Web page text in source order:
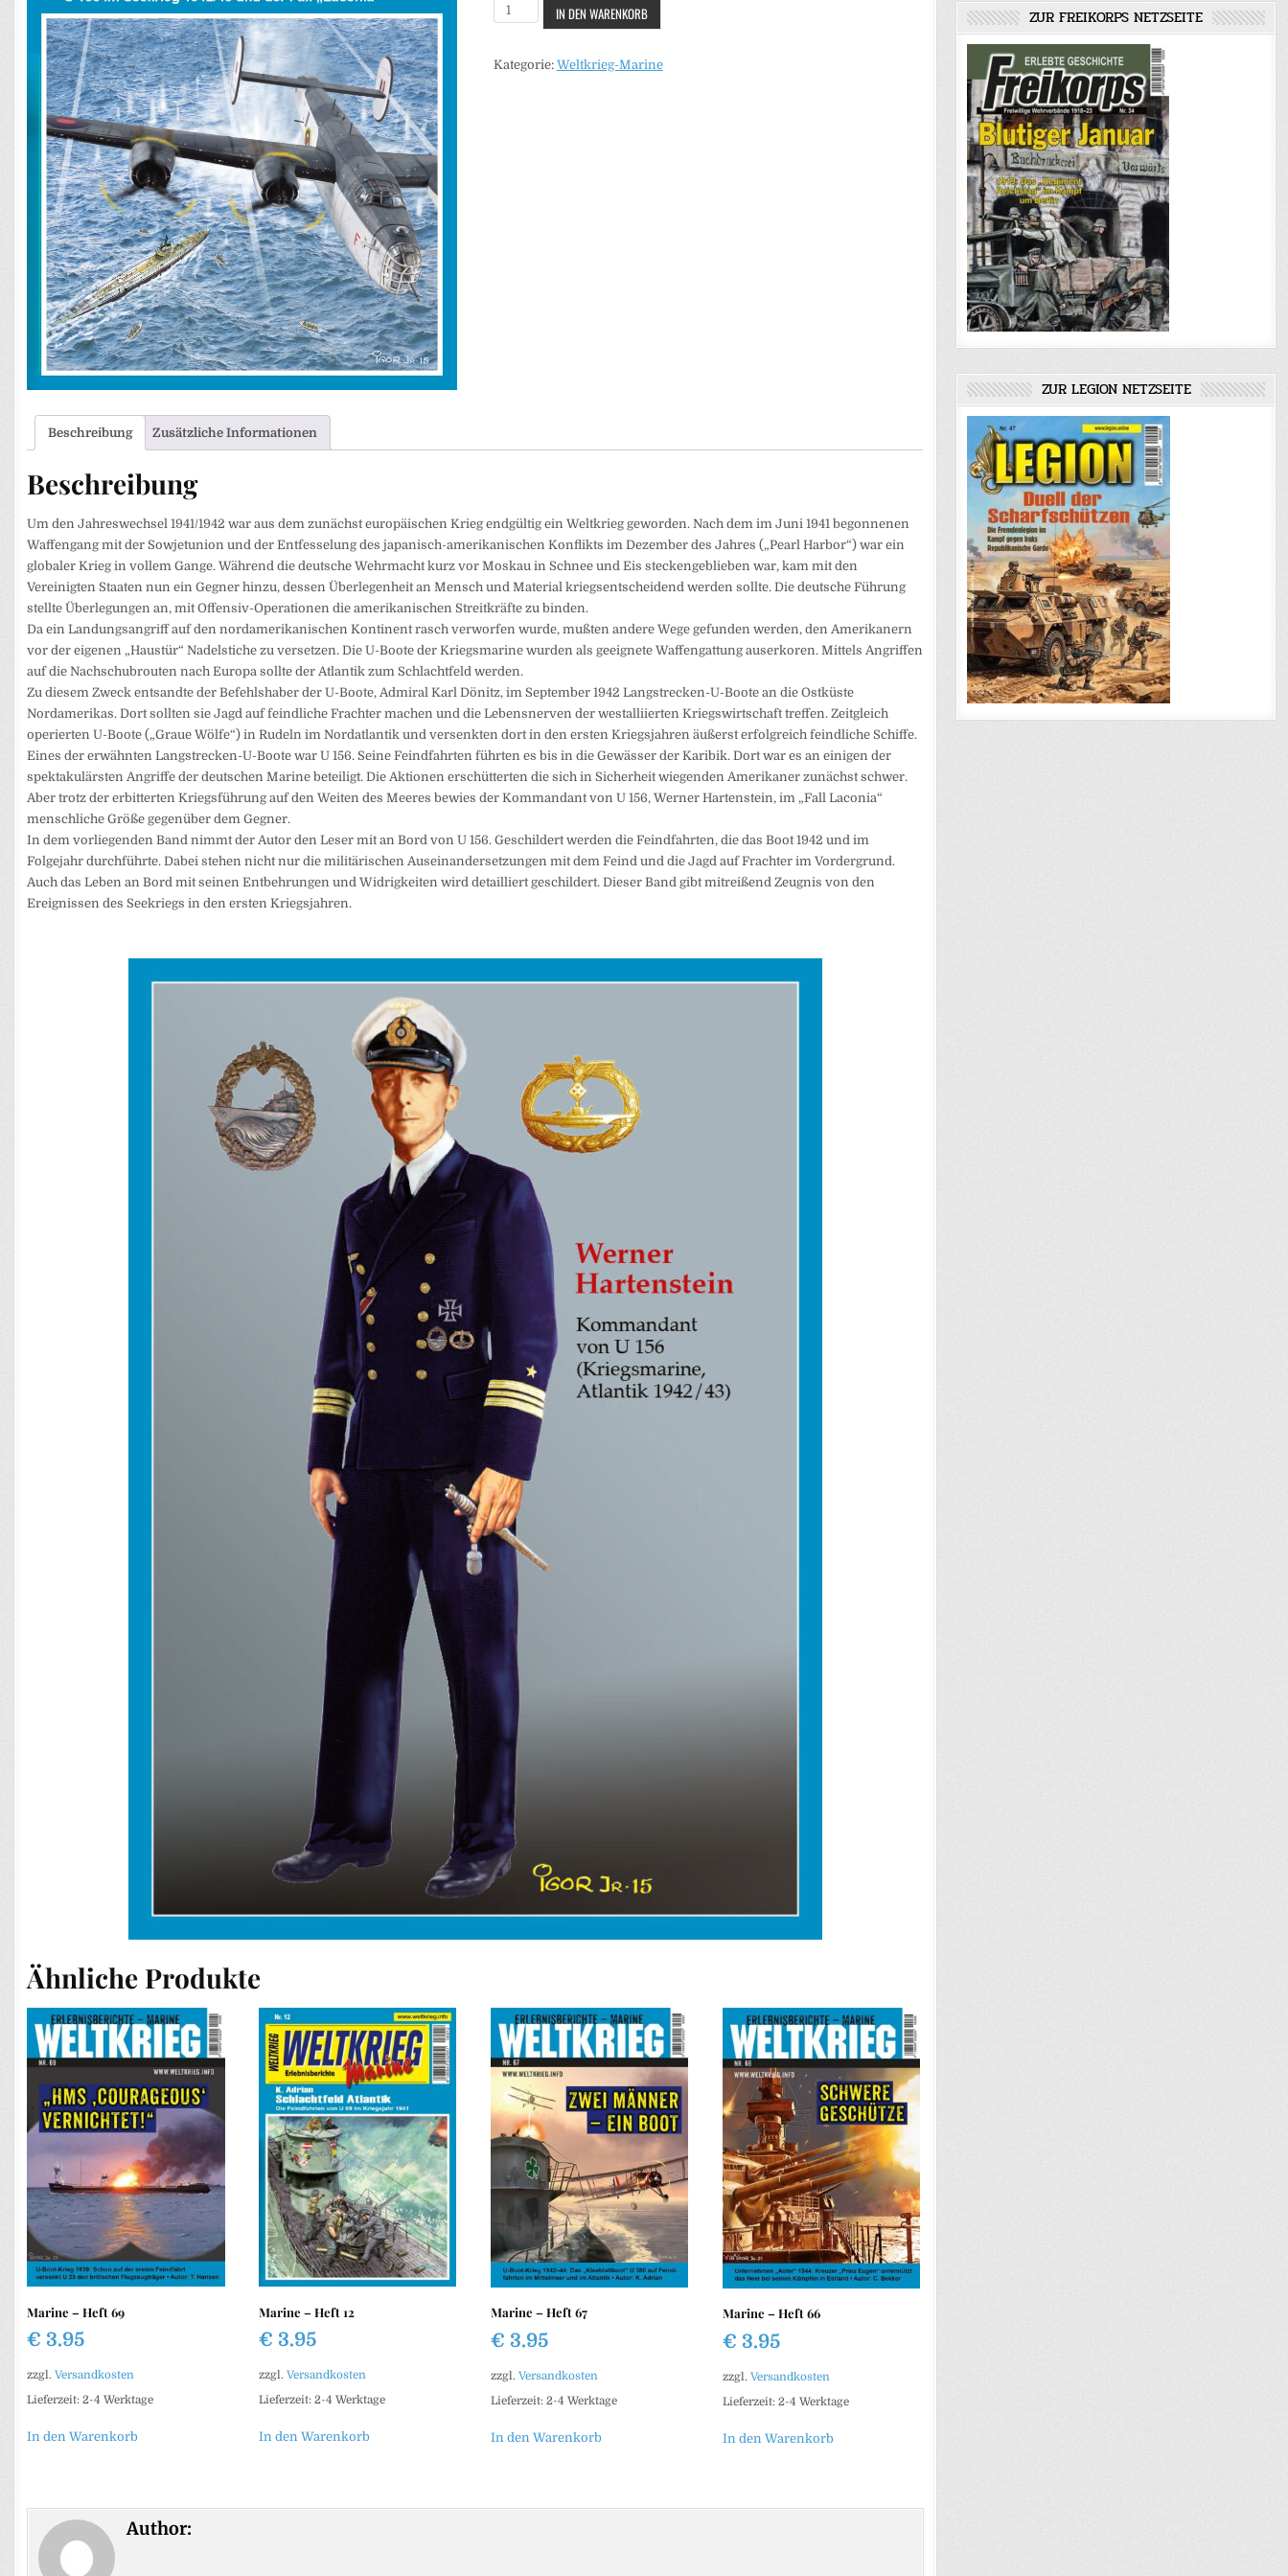
Marine
-
15
IN DEN WARENKORB
Kategorie: Weltkrieg-Marine
Beschreibung Zusätzliche Informationen
Beschreibung
Um den Jahreswechsel 1941/1942 war aus dem zunächst euro­päischen Krieg endgültig ein Weltkrieg geworden. Nach dem im Juni 1941 begonnenen
Waffengang mit der Sowjetunion und der Entfesselung des japanisch-amerikanischen Konflikts im Dezember des Jahres („Pearl Harbor“) war ein
globaler Krieg in vollem Gange. Während die deutsche Wehrmacht kurz vor Moskau in Schnee und Eis steckengeblieben war, kam mit den
Vereinigten Staaten nun ein Gegner hinzu, dessen Überlegenheit an Mensch und Material kriegsentscheidend werden sollte. Die deutsche Führung
stellte Überlegungen an, mit Offensiv-Operationen die amerikanischen Streitkräfte zu binden.
Da ein Landungsangriff auf den nordamerikanischen Kontinent rasch verworfen wurde, mußten andere Wege gefunden werden, den Amerikanern
vor der eigenen „Haustür“ Nadelstiche zu versetzen. Die U-Boote der Kriegsmarine wurden als geeignete Waffengattung auserkoren. Mittels Angriffen
auf die Nachschub­routen nach Europa sollte der Atlantik zum Schlachtfeld werden.
Zu diesem Zweck entsandte der Befehlshaber der U-Boote, Admiral Karl Dönitz, im September 1942 Langstrecken-U-Boote an die Ostküste
Nordamerikas. Dort sollten sie Jagd auf feindliche Frachter machen und die Lebensnerven der westalliierten Kriegswirtschaft treffen. Zeitgleich
operierten U-Boote („Graue Wölfe“) in Rudeln im Nordatlantik und versenkten dort in den ersten Kriegsjahren äußerst erfolgreich feindliche Schiffe.
Eines der erwähnten Langstrecken-U-Boote war U 156. Seine Feindfahrten führten es bis in die Gewässer der Karibik. Dort war es an einigen der
spektakulärsten Angriffe der deutschen Marine beteiligt. Die Aktionen erschütterten die sich in Sicherheit wiegenden Amerikaner zunächst schwer.
Aber trotz der erbitterten Kriegsführung auf den Weiten des Meeres bewies der Kommandant von U 156, Werner Hartenstein, im „Fall Laconia“
menschliche Größe gegenüber dem Gegner.
In dem vorliegenden Band nimmt der Autor den Leser mit an Bord von U 156. Geschildert werden die Feindfahrten, die das Boot 1942 und im
Folgejahr durchführte. Dabei stehen nicht nur die militärischen Auseinandersetzungen mit dem Feind und die Jagd auf Frachter im Vordergrund.
Auch das Leben an Bord mit seinen Entbehrungen und Widrigkeiten wird detailliert geschildert. Dieser Band gibt mitreißend Zeugnis von den
Ereignissen des Seekriegs in den ersten Kriegsjahren.
Ähnliche Produkte
Marine – Heft 69
€ 3.95
zzgl.Versandkosten
Lieferzeit:2-4 Werktage
In den Warenkorb
Marine – Heft 12
€ 3.95
zzgl.Versandkosten
Lieferzeit:2-4 Werktage
In den Warenkorb
Marine – Heft 67
€ 3.95
zzgl. Versandkosten
Lieferzeit: 2-4 Werktage
In den Warenkorb
Marine – Heft 66
€ 3.95
zzgl. Versandkosten
Lieferzeit: 2-4 Werktage
In den Warenkorb
Author:
ZUR FREIKORPS NETZSEITE
ZUR LEGION NETZSEITE